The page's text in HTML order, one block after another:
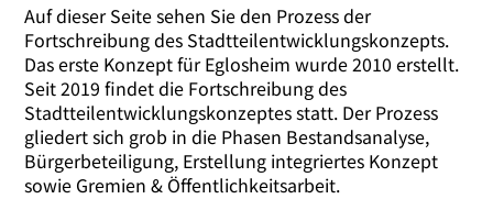
Auf die­ser Seite sehen Sie den Prozess der
Fortschreibung des Stadtteilentwicklungskonzepts.
Das ers­te Konzept für Eglosheim wur­de 2010 erstellt.
Seit 2019 fin­det die Fortschreibung des
Stadtteilentwicklungskonzeptes statt. Der Prozess
glie­dert sich grob in die Phasen Bestandsanalyse,
Bürgerbeteiligung, Erstellung inte­grier­tes Konzept
sowie Gremien & Öffentlichkeitsarbeit.